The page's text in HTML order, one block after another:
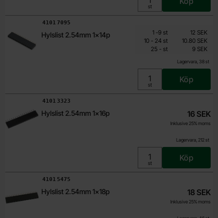
Enhet:
st
Hylslist 2.54mm 1x14p
Art. nr
4101 7095
Lagervara, 38 st
Från
9 SEK
Inklusive 25% moms
Enhet:
st
Köp
Mängdrabatt
Pris /st
1 -till
9 st
12 SEK
10 - till
24 st
10.80 SEK
25 - till
st 9 SEK
Hylslist 2.54mm 1x16p
Art. nr
4101 3323
Lagervara, 212 st
16 SEK
Inklusive 25% moms
Enhet:
st
Köp
Hylslist 2.54mm 1x18p
Art. nr
4101 5475
18 SEK
Inklusive 25% moms